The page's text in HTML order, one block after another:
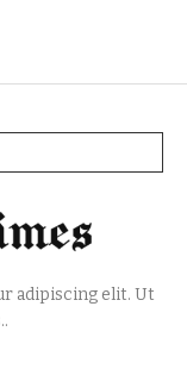
adipiscing elit. Ut